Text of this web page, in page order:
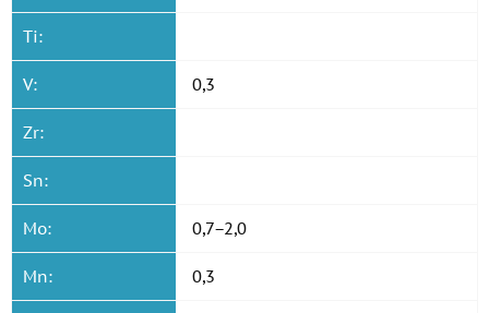
Ti:
V: 0,3
Zr:
Sn:
Mo: 0,7−2,0
Mn: 0,3